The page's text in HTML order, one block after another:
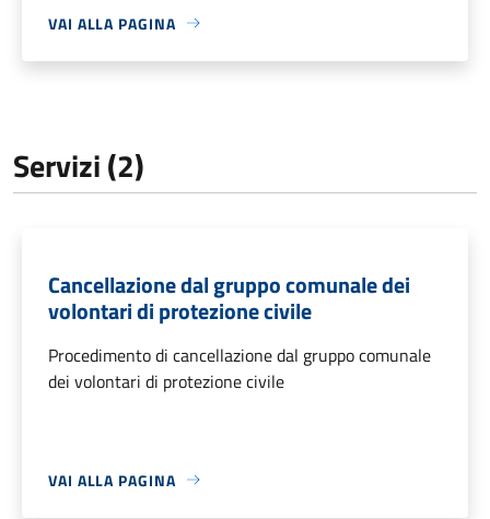
VAI ALLA PAGINA
Servizi (2)
Cancellazione dal gruppo comunale dei
volontari di protezione civile
Procedimento di cancellazione dal gruppo comunale
dei volontari di protezione civile
VAI ALLA PAGINA